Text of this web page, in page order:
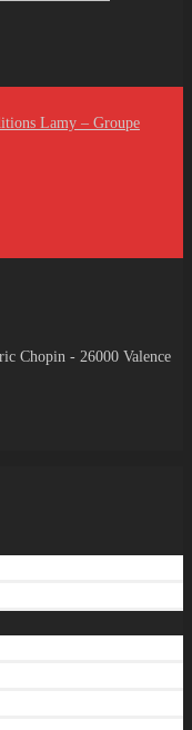
Lamy – Groupe
Chopin - 26000 Valence